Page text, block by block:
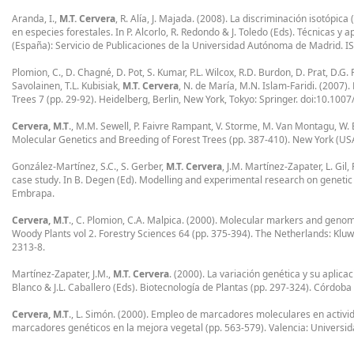
Aranda, I., M.T. Cervera, R. Alía, J. Majada. (2008). La discriminación
en especies forestales. In P. Alcorlo, R. Redondo & J. Toledo (Eds). Técnicas
(España): Servicio de Publicaciones de la Universidad Autónoma de Madrid.
Plomion, C., D. Chagné, D. Pot, S. Kumar, P.L. Wilcox, R.D. Burdon, D. Prat,
Savolainen, T.L. Kubisiak, M.T. Cervera, N. de María, M.N. Islam-Faridi.
Trees 7 (pp. 29-92). Heidelberg, Berlin, New York, Tokyo: Springer.
Cervera, M.T., M.M. Sewell, P. Faivre Rampant, V. Storme, M. Van Montagu,
Molecular Genetics and Breeding of Forest Trees (pp. 387-410). New York
González-Martínez, S.C., S. Gerber, M.T. Cervera, J.M. Martínez-Zapater, L.
case study. In B. Degen (Ed). Modelling and experimental research on
Embrapa.
Cervera, M.T., C. Plomion, C.A. Malpica. (2000). Molecular markers and
Woody Plants vol 2. Forestry Sciences 64 (pp. 375-394). The Netherlands:
2313-8.
Martínez-Zapater, J.M., M.T. Cervera. (2000). La variación genética y su
Blanco & J.L. Caballero (Eds). Biotecnología de Plantas (pp. 297-324). Córdoba
Cervera, M.T., L. Simón. (2000). Empleo de marcadores moleculares en
marcadores genéticos en la mejora vegetal (pp. 563-579). Valencia: